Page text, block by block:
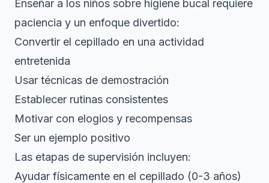
Enseñar a los niños sobre higiene bucal requiere
paciencia y un enfoque divertido:
Convertir el cepillado en una actividad
entretenida
Usar técnicas de demostración
Establecer rutinas consistentes
Motivar con elogios y recompensas
Ser un ejemplo positivo
Las etapas de supervisión incluyen:
Ayudar físicamente en el cepillado (0-3 años)